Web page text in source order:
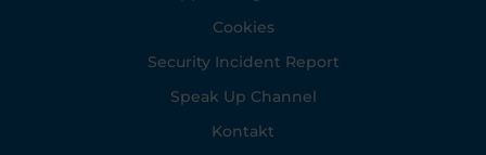
Cookies
Security Incident Report
Speak Up Channel
Kontakt